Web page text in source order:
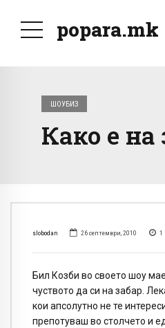
popara.mk
ШОУБИЗ
Како е на
slobodan 26 септември, 2010 1
Бил Козби во своето шоу
чуството да си на забар.
кои апсолутно не те
препотуваш во столчето и